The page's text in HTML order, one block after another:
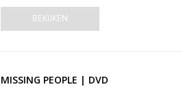
BEKIJKEN
MISSING PEOPLE | DVD